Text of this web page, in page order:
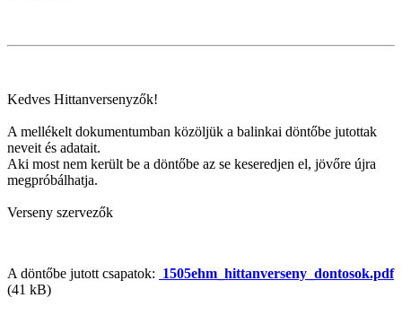
Kedves Hittanversenyzők!
A mellékelt dokumentumban közöljük a balinkai döntőbe jutottak
neveit és adatait.
Aki most nem került be a döntőbe az se keseredjen el, jövőre újra
megpróbálhatja.
Verseny szervezők
A döntőbe jutott csapatok: 1505ehm_hittanverseny_dontosok.pdf
(41 kB)